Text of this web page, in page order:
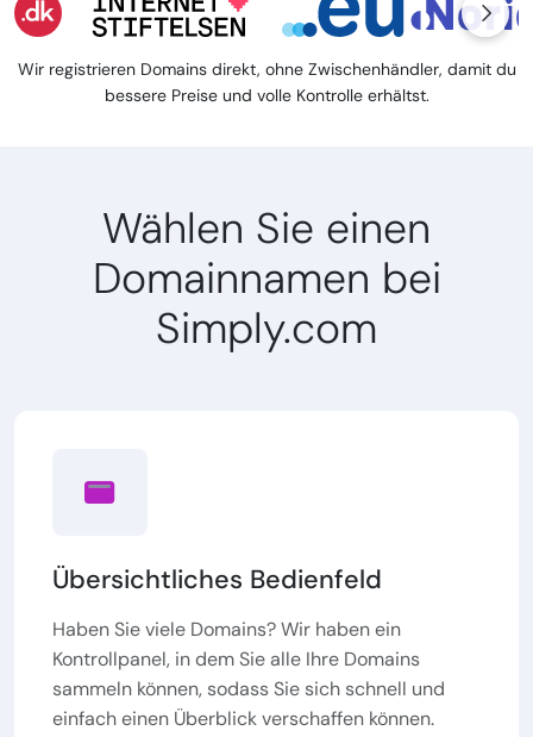
Wir registrieren Domains direkt, ohne Zwischenhändler, damit du
bessere Preise und volle Kontrolle erhältst.
Wählen Sie einen
Domainnamen bei
Simply.com
Übersichtliches Bedienfeld
Haben Sie viele Domains? Wir haben ein
Kontrollpanel, in dem Sie alle Ihre Domains
sammeln können, sodass Sie sich schnell und
einfach einen Überblick verschaffen können.